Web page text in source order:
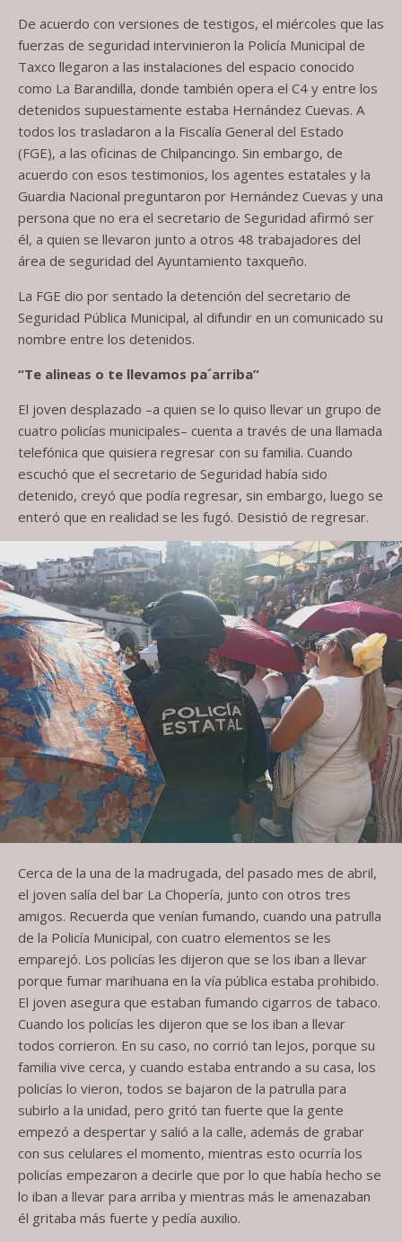
De acuerdo con versiones de testigos, el miércoles que las
fuerzas de seguridad intervinieron la Policía Municipal de
Taxco llegaron a las instalaciones del espacio conocido
como La Barandilla, donde también opera el C4 y entre los
detenidos supuestamente estaba Hernández Cuevas. A
todos los trasladaron a la Fiscalía General del Estado
(FGE), a las oficinas de Chilpancingo. Sin embargo, de
acuerdo con esos testimonios, los agentes estatales y la
Guardia Nacional preguntaron por Hernández Cuevas y una
persona que no era el secretario de Seguridad afirmó ser
él, a quien se llevaron junto a otros 48 trabajadores del
área de seguridad del Ayuntamiento taxqueño.
La FGE dio por sentado la detención del secretario de
Seguridad Pública Municipal, al difundir en un comunicado su
nombre entre los detenidos.
“Te alineas o te llevamos pa´arriba”
El joven desplazado –a quien se lo quiso llevar un grupo de
cuatro policías municipales– cuenta a través de una llamada
telefónica que quisiera regresar con su familia. Cuando
escuchó que el secretario de Seguridad había sido
detenido, creyó que podía regresar, sin embargo, luego se
enteró que en realidad se les fugó. Desistió de regresar.
Cerca de la una de la madrugada, del pasado mes de abril,
el joven salía del bar La Chopería, junto con otros tres
amigos. Recuerda que venían fumando, cuando una patrulla
de la Policía Municipal, con cuatro elementos se les
emparejó. Los policías les dijeron que se los iban a llevar
porque fumar marihuana en la vía pública estaba prohibido.
El joven asegura que estaban fumando cigarros de tabaco.
Cuando los policías les dijeron que se los iban a llevar
todos corrieron. En su caso, no corrió tan lejos, porque su
familia vive cerca, y cuando estaba entrando a su casa, los
policías lo vieron, todos se bajaron de la patrulla para
subirlo a la unidad, pero gritó tan fuerte que la gente
empezó a despertar y salió a la calle, además de grabar
con sus celulares el momento, mientras esto ocurría los
policías empezaron a decirle que por lo que había hecho se
lo iban a llevar para arriba y mientras más le amenazaban
él gritaba más fuerte y pedía auxilio.